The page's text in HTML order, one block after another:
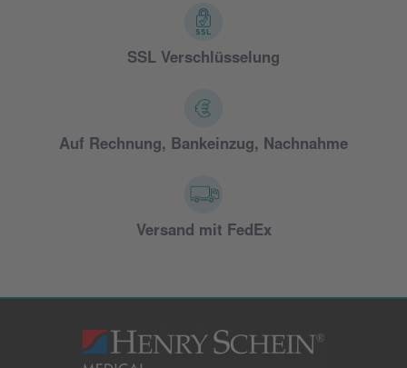
SSL Verschlüsselung
Auf Rechnung, Bankeinzug, Nachnahme
Versand mit FedEx